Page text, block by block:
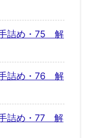
詰め・75 解
詰め・76 解
詰め・77 解